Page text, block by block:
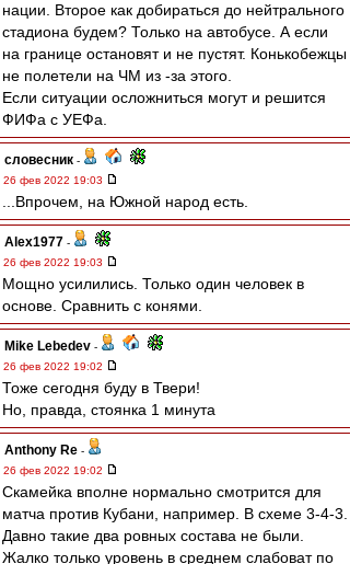
нации. Второе как добираться до нейтрального
стадиона будем? Только на автобусе. А если
на границе остановят и не пустят. Конькобежцы
не полетели на ЧМ из -за этого.
Если ситуации осложниться могут и решится
ФИФа с УЕФа.
словесник -
26 фев 2022 19:03
...Впрочем, на Южной народ есть.
Alex1977 -
26 фев 2022 19:03
Мощно усилились. Только один человек в
основе. Сравнить с конями.
Mike Lebedev -
26 фев 2022 19:02
Тоже сегодня буду в Твери!
Но, правда, стоянка 1 минута
Anthony Re -
26 фев 2022 19:02
Скамейка вполне нормально смотрится для
матча против Кубани, например. В схеме 3-4-3.
Давно такие два ровных состава не были.
Жалко только уровень в среднем слабоват по